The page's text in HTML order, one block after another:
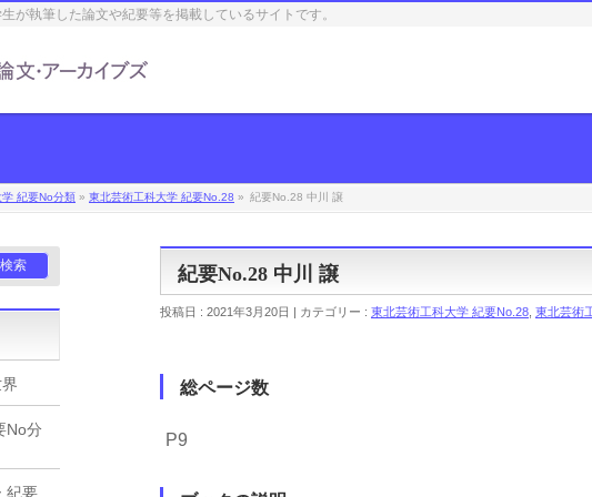
が執筆した論文や紀要等を掲載しているサイトです。
紀要No分類 » 東北芸術工科大学 紀要No.28 » 紀要No.28 中川 譲
紀要No.28 中川 譲
投稿日 : 2021年3月20日 | カテゴリー : 東北芸術工科大学 紀要No.28 東北芸術
総ページ数
P9
No分
紀要